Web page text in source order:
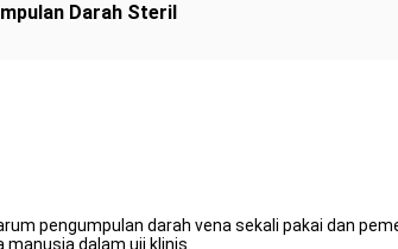
Darah Steril
pengumpulan darah vena sekali pakai dan
dalam uji klinis.